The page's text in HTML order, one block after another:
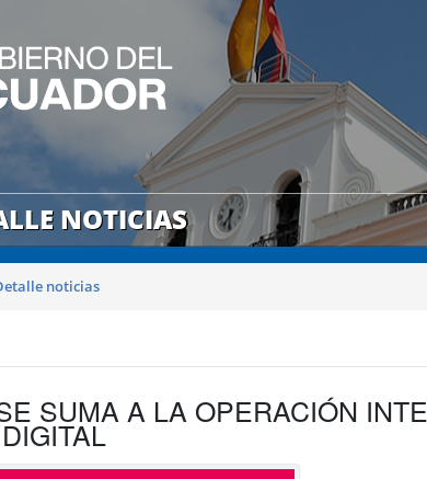
NOTICIAS
noticias
SUMA A LA OPERACIÓN